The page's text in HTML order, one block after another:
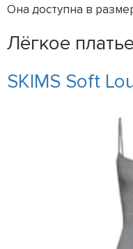
Она доступна в
Лёгкое
SKIMS Soft